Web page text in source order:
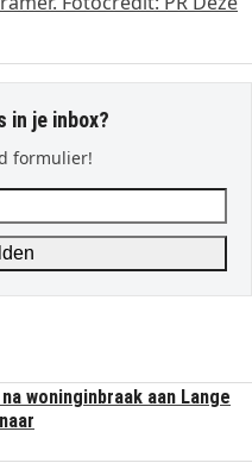
in je inbox?
formulier!
woninginbraak aan Lange